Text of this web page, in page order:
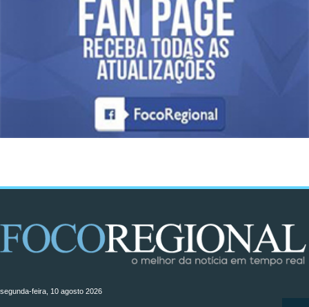
segunda-feira, 10 agosto 2026